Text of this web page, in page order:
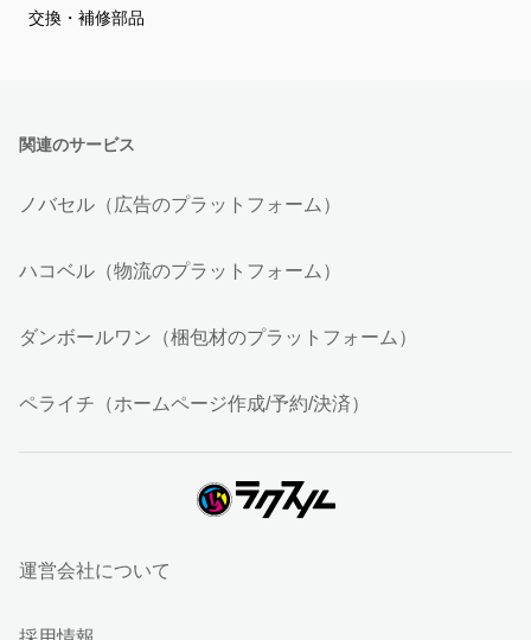
交換・補修部品
関連のサービス
ノバセル（広告のプラットフォーム）
ハコベル（物流のプラットフォーム）
ダンボールワン（梱包材のプラットフォーム）
ペライチ（ホームページ作成/予約/決済）
運営会社について